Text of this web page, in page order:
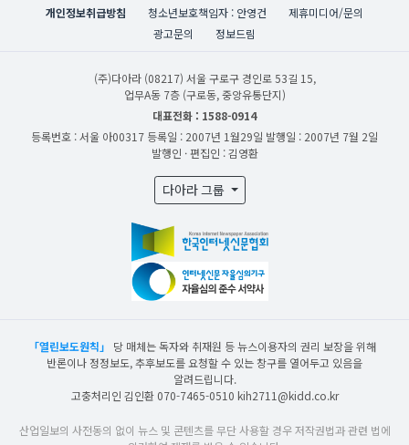
개인정보취급방침
청소년보호책임자 : 안영건
제휴미디어/문의
광고문의
정보드림
(주)다아라 (08217) 서울 구로구 경인로 53길 15,
업무A동 7층 (구로동, 중앙유통단지)
대표전화 : 1588-0914
등록번호 : 서울 아00317 등록일 : 2007년 1월29일 발행일 : 2007년 7월 2일
발행인 · 편집인 : 김영환
다아라 그룹
「열린보도원칙」
당 매체는 독자와 취재원 등 뉴스이용자의 권리 보장을 위해
반론이나 정정보도, 추후보도를 요청할 수 있는 창구를 열어두고 있음을
알려드립니다.
고충처리인 김인환 070-7465-0510 kih2711@kidd.co.kr
산업일보의 사전동의 없이 뉴스 및 콘텐츠를 무단 사용할 경우 저작권법과 관련 법에